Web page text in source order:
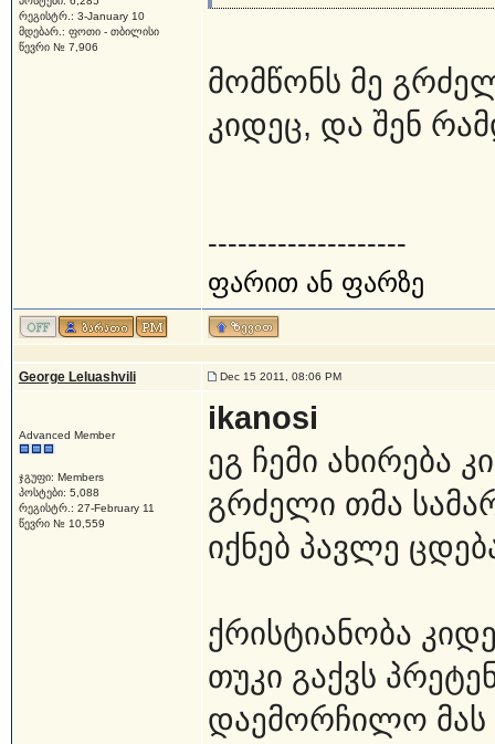
რეგისტრ.: 3-January 10
მდებარ.: ფოთი - თბილისი
წევრი № 7,906
მომწონს მე
კიდეც, და შენ
--------------------
ფარით ან ფარზე
George Leluashvili Dec 15 2011, 08:06 PM
Advanced Member
ჯგუფი: Members
პოსტები: 5,088
რეგისტრ.: 27-February 11
წევრი № 10,559
ikanosi
ეგ ჩემი ახირება
გრძელი თმა
იქნებ პავლე
ქრისტიანობა
თუკი გაქვს
დაემორჩილო